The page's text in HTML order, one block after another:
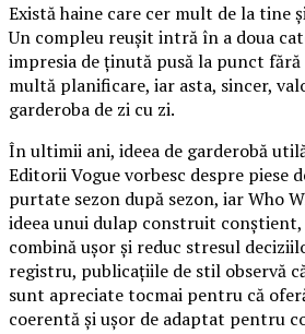
Există haine care cer mult de la tine
Un compleu reușit intră în a doua
impresia de ținută pusă la punct
multă planificare, iar asta, sincer,
garderoba de zi cu zi.
În ultimii ani, ideea de garderobă
Editorii Vogue vorbesc despre piese
purtate sezon după sezon, iar Who
ideea unui dulap construit conștient,
combină ușor și reduc stresul
registru, publicațiile de stil observă
sunt apreciate tocmai pentru că
coerentă și ușor de adaptat pentru